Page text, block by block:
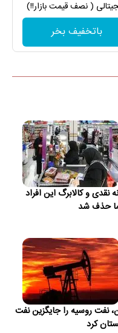
( نصف قیمت بازار!!)
باتخفیف بخر
نقدی و کالابرگ این افراد
حذف شد
نفت روسیه را جایگزین نفت
کرد